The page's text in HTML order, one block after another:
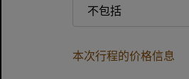
不包括
本次行程的价格信息